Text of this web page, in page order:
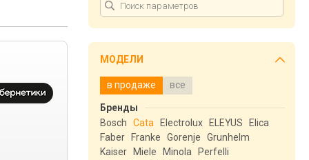
МОДЕЛИ
в продаже все
Бренды
Bosch
Cata Electrolux ELEYUS
Elica
Faber
Franke Gorenje
Grunhelm
Kaiser
Miele Minola
Perfelli